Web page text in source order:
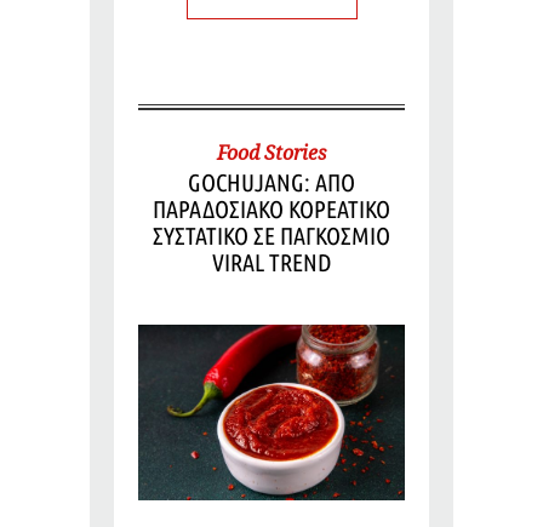
Food Stories
GOCHUJANG: ΑΠΟ
ΠΑΡΑΔΟΣΙΑΚΟ ΚΟΡΕΑΤΙΚΟ
ΣΥΣΤΑΤΙΚΟ ΣΕ ΠΑΓΚΟΣΜΙΟ
VIRAL TREND